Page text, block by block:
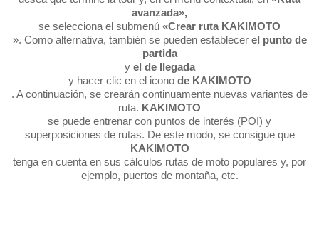
avanzada»,
se selecciona el submenú «Crear ruta KAKIMOTO
». Como alternativa, también se pueden establecer el punto de
partida
y el de llegada
y hacer clic en el icono de KAKIMOTO
. A continuación, se crearán continuamente nuevas variantes de
ruta. KAKIMOTO
se puede entrenar con puntos de interés (POI) y
superposiciones de rutas. De este modo, se consigue que
KAKIMOTO
tenga en cuenta en sus cálculos rutas de moto populares y, por
ejemplo, puertos de montaña, etc.